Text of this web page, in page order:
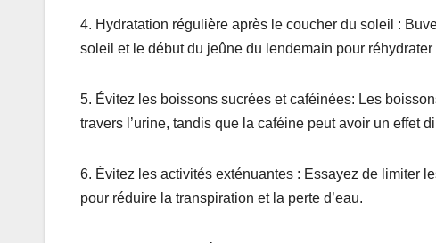
4. Hydratation régulière après le coucher du soleil :
soleil et le début du jeûne du lendemain pour réhydrater
5. Évitez les boissons sucrées et caféinées: Les
travers l’urine, tandis que la caféine peut avoir un effet
6. Évitez les activités exténuantes : Essayez de limiter
pour réduire la transpiration et la perte d’eau.